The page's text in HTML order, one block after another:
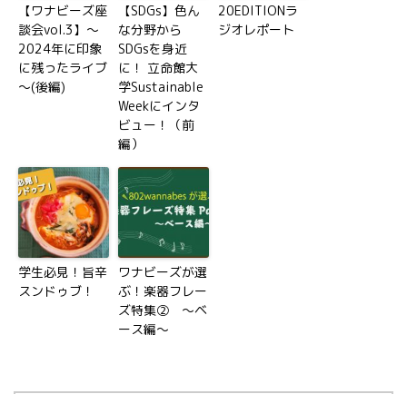
【ワナビーズ座
談会vol.3】～
2024年に印象
に残ったライブ
～(後編)
【SDGs】色ん
な分野から
SDGsを身近
に！ 立命館大
学Sustainable
Weekにインタ
ビュー！（前
編）
20EDITIONラ
ジオレポート
学生必見！旨辛
スンドゥブ！
ワナビーズが選
ぶ！楽器フレー
ズ特集② ～ベ
ース編～